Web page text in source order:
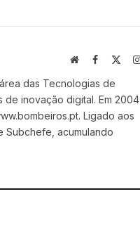
WebsiteFacebook
das Tecnologias de
inovação digital. Em 2004
Ligado aos
Subchefe, acumulando